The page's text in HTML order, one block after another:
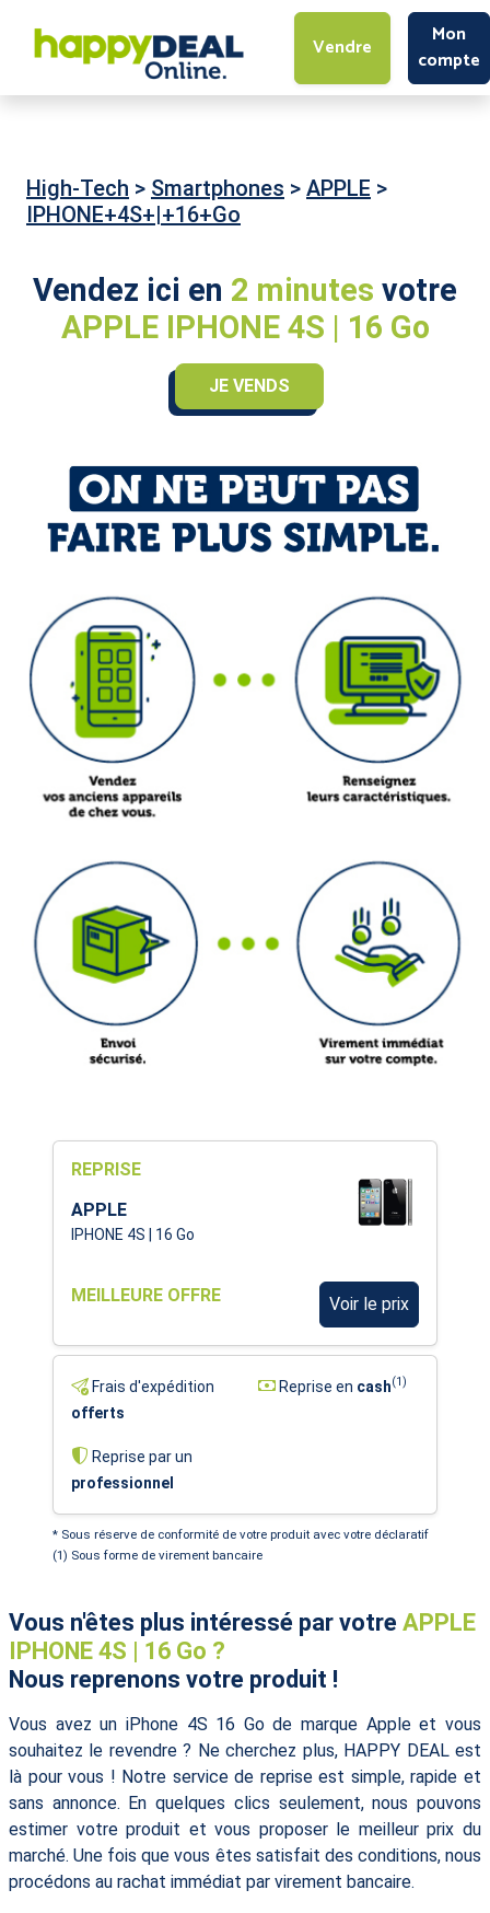
Vendre
Mon
compte
High-Tech > Smartphones > APPLE >
IPHONE+4S+|+16+Go
Vendez ici en 2 minutes votre
APPLE IPHONE 4S | 16 Go
JE VENDS
REPRISE
APPLE
IPHONE 4S | 16 Go
MEILLEURE OFFRE Voir le prix
Frais d'expédition
offerts
Reprise en cash(1)
Reprise par un
professionnel
* Sous réserve de conformité de votre produit avec votre déclaratif
(1) Sous forme de virement bancaire
Vous n'êtes plus intéressé par votre APPLE
IPHONE 4S | 16 Go ?
Nous reprenons votre produit !
Vous avez un iPhone 4S 16 Go de marque Apple et vous
souhaitez le revendre ? Ne cherchez plus, HAPPY DEAL est
là pour vous ! Notre service de reprise est simple, rapide et
sans annonce. En quelques clics seulement, nous pouvons
estimer votre produit et vous proposer le meilleur prix du
marché. Une fois que vous êtes satisfait des conditions, nous
procédons au rachat immédiat par virement bancaire.